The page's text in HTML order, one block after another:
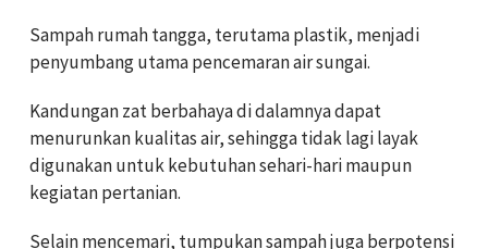
Sampah rumah tangga, terutama plastik, menjadi
penyumbang utama pencemaran air sungai.
Kandungan zat berbahaya di dalamnya dapat
menurunkan kualitas air, sehingga tidak lagi layak
digunakan untuk kebutuhan sehari-hari maupun
kegiatan pertanian.
Selain mencemari, tumpukan sampah juga berpotensi